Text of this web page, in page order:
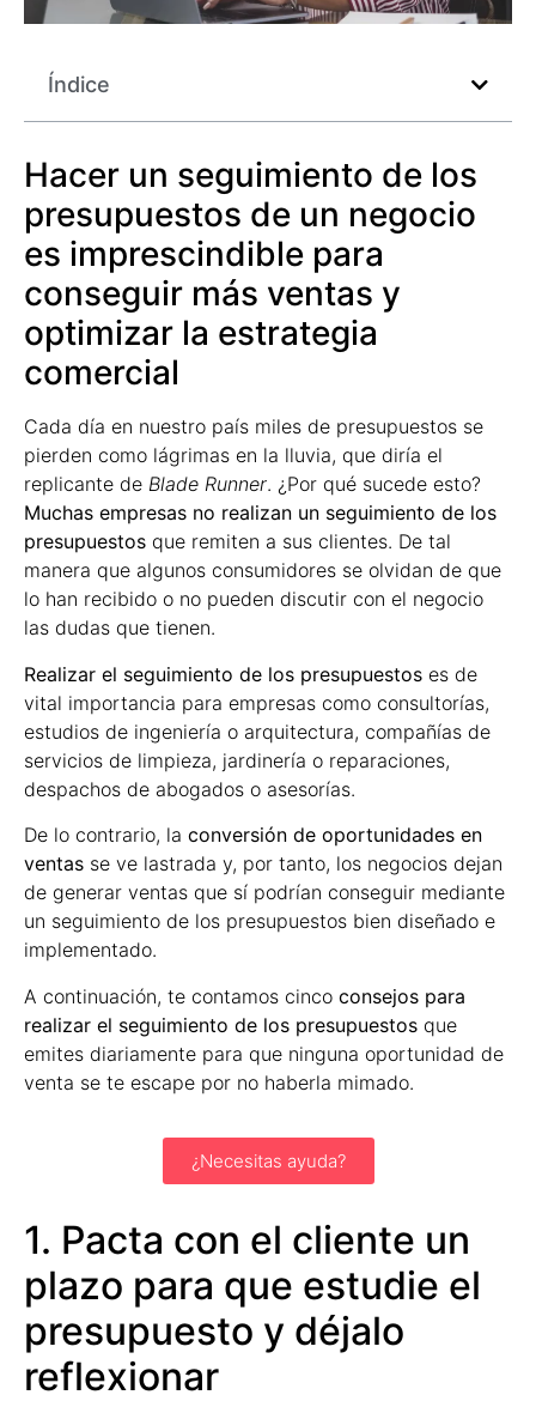
Índice
Hacer un seguimiento de los
presupuestos de un negocio
es imprescindible para
conseguir más ventas y
optimizar la estrategia
comercial
Cada día en nuestro país miles de presupuestos se
pierden como lágrimas en la lluvia, que diría el
replicante de Blade Runner. ¿Por qué sucede esto?
Muchas empresas no realizan un seguimiento de los
presupuestos que remiten a sus clientes. De tal
manera que algunos consumidores se olvidan de que
lo han recibido o no pueden discutir con el negocio
las dudas que tienen.
Realizar el seguimiento de los presupuestos es de
vital importancia para empresas como consultorías,
estudios de ingeniería o arquitectura, compañías de
servicios de limpieza, jardinería o reparaciones,
despachos de abogados o asesorías.
De lo contrario, la conversión de oportunidades en
ventas se ve lastrada y, por tanto, los negocios dejan
de generar ventas que sí podrían conseguir mediante
un seguimiento de los presupuestos bien diseñado e
implementado.
A continuación, te contamos cinco consejos para
realizar el seguimiento de los presupuestos que
emites diariamente para que ninguna oportunidad de
venta se te escape por no haberla mimado.
¿Necesitas ayuda?
1. Pacta con el cliente un
plazo para que estudie el
presupuesto y déjalo
reflexionar